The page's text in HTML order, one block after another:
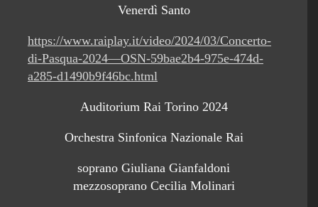
Venerdì Santo
https://www.raiplay.it/video/2024/03/Concerto-
di-Pasqua-2024—OSN-59bae2b4-975e-474d-
a285-d1490b9f46bc.html
Auditorium Rai Torino 2024
Orchestra Sinfonica Nazionale Rai
soprano Giuliana Gianfaldoni
mezzosoprano Cecilia Molinari